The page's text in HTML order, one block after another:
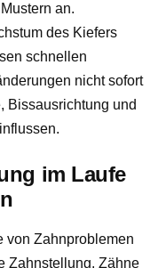
an.
des Kiefers
schnellen
nicht sofort
Bissausrichtung und
im Laufe
von Zahnproblemen
Zahnstellung. Zähne